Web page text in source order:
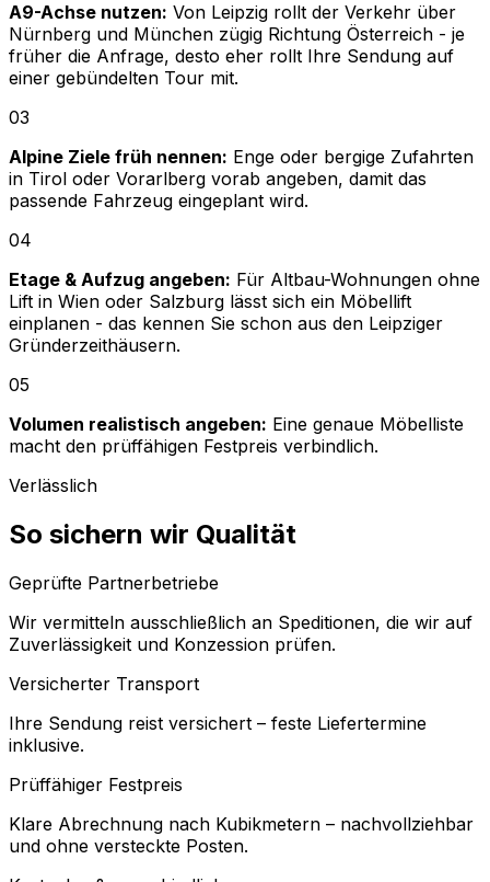
A9-Achse nutzen: Von Leipzig rollt der Verkehr über
Nürnberg und München zügig Richtung Österreich - je
früher die Anfrage, desto eher rollt Ihre Sendung auf
einer gebündelten Tour mit.
03
Alpine Ziele früh nennen: Enge oder bergige Zufahrten
in Tirol oder Vorarlberg vorab angeben, damit das
passende Fahrzeug eingeplant wird.
04
Etage & Aufzug angeben: Für Altbau-Wohnungen ohne
Lift in Wien oder Salzburg lässt sich ein Möbellift
einplanen - das kennen Sie schon aus den Leipziger
Gründerzeithäusern.
05
Volumen realistisch angeben: Eine genaue Möbelliste
macht den prüffähigen Festpreis verbindlich.
Verlässlich
So sichern wir Qualität
Geprüfte Partnerbetriebe
Wir vermitteln ausschließlich an Speditionen, die wir auf
Zuverlässigkeit und Konzession prüfen.
Versicherter Transport
Ihre Sendung reist versichert – feste Liefertermine
inklusive.
Prüffähiger Festpreis
Klare Abrechnung nach Kubikmetern – nachvollziehbar
und ohne versteckte Posten.